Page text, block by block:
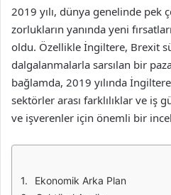
2019 yılı, dünya genelinde pek
zorlukların yanında yeni
oldu. Özellikle İngiltere, Brexit
dalgalanmalarla sarsılan bir
bağlamda, 2019 yılında
sektörler arası farklılıklar ve iş
ve işverenler için önemli bir
Ekonomik Arka Plan